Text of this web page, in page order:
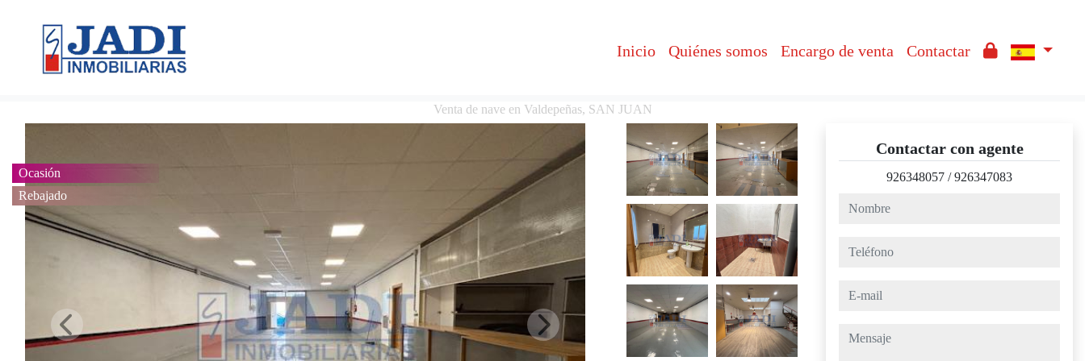
Inicio Quiénes somos Encargo de venta Contactar
Venta de nave en Valdepeñas, SAN JUAN
Ocasión
Rebajado
Contactar con agente
926348057 /926347083
nombre
teléfono
e-mail
mensaje